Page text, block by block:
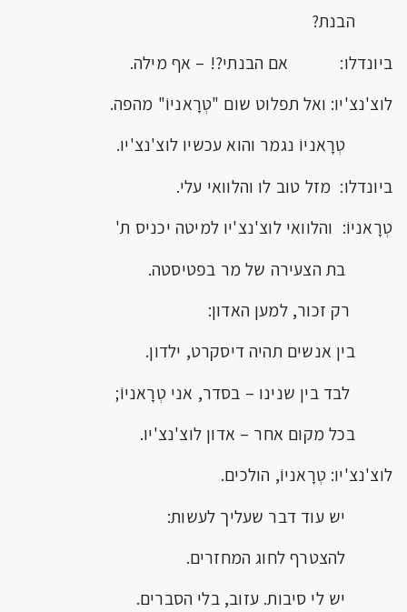
הבנת?
ביונדלו: אם הבנתי?! – אף מילה.
לוצ'נצ'יו: ואל תפלוט שום "טְרָאניוֹ" מהפה.
טְרָאניוֹ נגמר והוא עכשיו לוצ'נצ'יו.
ביונדלו: מזל טוב לו והלוואי עלי.
טְרָאניוֹ: והלוואי לוצ'נצ'יו למיטה יכניס ת'
בת הצעירה של מר בפטיסטה.
רק זכור, למען האדון:
בין אנשים תהיה דיסקרט, ילדון.
לבד בין שנינו – בסדר, אני טְרָאניוֹ;
בכל מקום אחר – אדון לוצ'נצ'יו.
לוצ'נצ'יו: טְרָאניוֹ, הולכים.
יש עוד דבר שעליך לעשות:
להצטרף לחוג המחזרים.
יש לי סיבות. עזוב, בלי הסברים.